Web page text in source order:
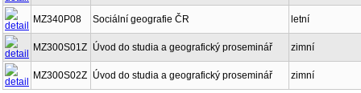
MZ340P08 Sociální geografie ČR letní
MZ300S01Z Úvod do studia a geografický proseminář zimní
MZ300S02Z Úvod do studia a geografický proseminář zimní